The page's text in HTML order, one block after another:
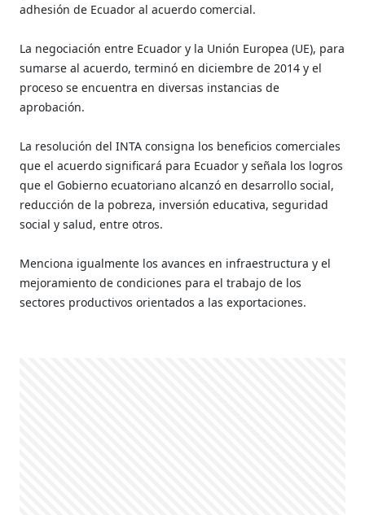
adhesión de Ecuador al acuerdo comercial.
La negociación entre Ecuador y la Unión Europea (UE), para
sumarse al acuerdo, terminó en diciembre de 2014 y el
proceso se encuentra en diversas instancias de
aprobación.
La resolución del INTA consigna los beneficios comerciales
que el acuerdo significará para Ecuador y señala los logros
que el Gobierno ecuatoriano alcanzó en desarrollo social,
reducción de la pobreza, inversión educativa, seguridad
social y salud, entre otros.
Menciona igualmente los avances en infraestructura y el
mejoramiento de condiciones para el trabajo de los
sectores productivos orientados a las exportaciones.